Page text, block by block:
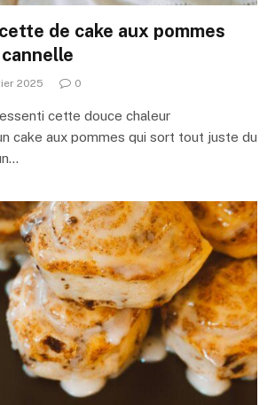
de cake aux pommes
2025 0
cette douce chaleur
cake aux pommes qui sort tout juste du